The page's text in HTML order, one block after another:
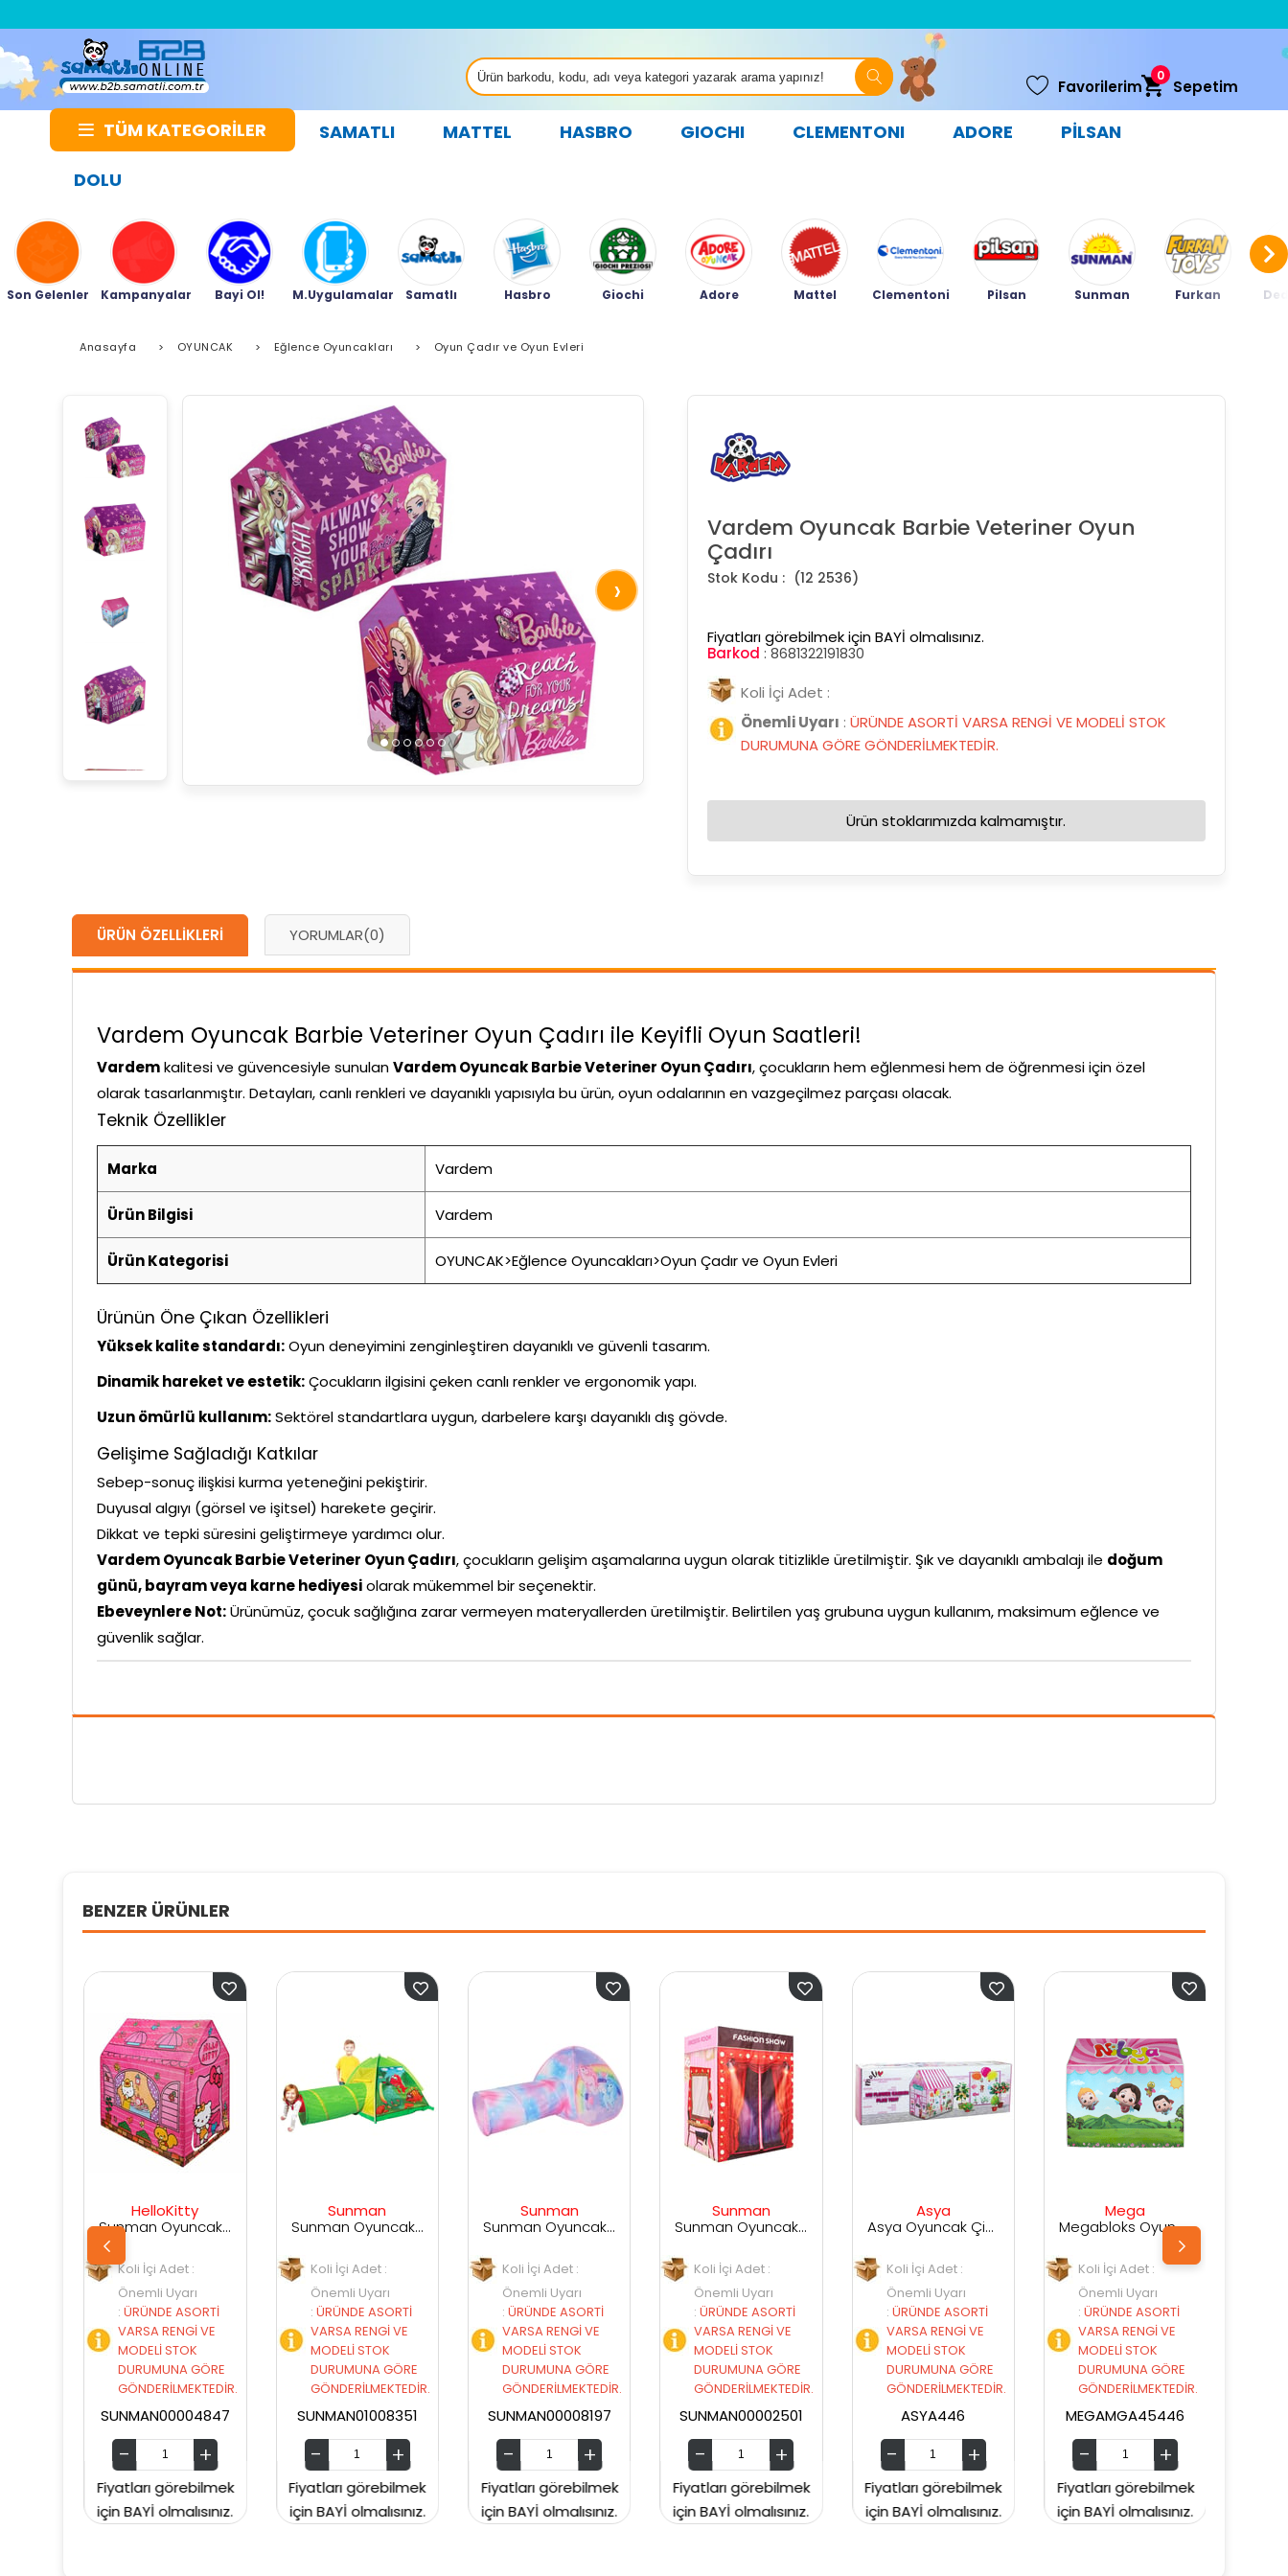
Sepetim
0
TÜM KATEGORİLER SAMATLI MATTEL HASBRO GIOCHI CLEMENTONI ADORE
PİLSAN
DOLU
Favorilerim
Son Gelenler Kampanyalar Bayi Ol! M.Uygulamalar Samatlı Hasbro Giochi Adore Mattel Clementoni Pilsan Sunman Furkan
Anasayfa > OYUNCAK > Eğlence Oyuncakları > Oyun Çadır ve Oyun Evleri
›
Vardem Oyuncak Barbie Veteriner Oyun
Çadırı
(12 2536)
Fiyatları görebilmek için BAYİ olmalısınız.
Barkod : 8681322191830
Koli İçi Adet :
Önemli Uyarı : ÜRÜNDE ASORTİ VARSA RENGİ VE MODELİ STOK
DURUMUNA GÖRE GÖNDERİLMEKTEDİR.
Ürün stoklarımızda kalmamıştır.
ÜRÜN ÖZELLIKLERI YORUMLAR(0)
Vardem Oyuncak Barbie Veteriner Oyun Çadırı ile Keyifli Oyun Saatleri!
Vardemkalitesi ve güvencesiyle sunulanVardem Oyuncak Barbie Veteriner Oyun Çadırı, çocukların hem eğlenmesi hem de öğrenmesi için özel
olarak tasarlanmıştır. Detayları, canlı renkleri ve dayanıklı yapısıyla bu ürün, oyun odalarının en vazgeçilmez parçası olacak.
Teknik Özellikler
Marka Vardem
Ürün Bilgisi Vardem
Ürün Kategorisi OYUNCAK>Eğlence Oyuncakları>Oyun Çadır ve Oyun Evleri
Ürünün Öne Çıkan Özellikleri
Yüksek kalite standardı:Oyun deneyimini zenginleştiren dayanıklı ve güvenli tasarım.
Dinamik hareket ve estetik:Çocukların ilgisini çeken canlı renkler ve ergonomik yapı.
Uzun ömürlü kullanım:Sektörel standartlara uygun, darbelere karşı dayanıklı dış gövde.
Gelişime Sağladığı Katkılar
Sebep-sonuç ilişkisi kurma yeteneğini pekiştirir.
Duyusal algıyı (görsel ve işitsel) harekete geçirir.
Dikkat ve tepki süresini geliştirmeye yardımcı olur.
Vardem Oyuncak Barbie Veteriner Oyun Çadırı, çocukların gelişim aşamalarına uygun olarak titizlikle üretilmiştir. Şık ve dayanıklı ambalajı ile doğum
günü, bayram veya karne hediyesiolarak mükemmel bir seçenektir.
Ebeveynlere Not:Ürünümüz, çocuk sağlığına zarar vermeyen materyallerden üretilmiştir. Belirtilen yaş grubuna uygun kullanım, maksimum eğlence ve
güvenlik sağlar.
BENZER ÜRÜNLER
Sunman Oyuncak Hello Kitty Oyun Çadırı 00004847
görebilmek
olmalısınız.
Sunman
Koli İçi Adet :
Önemli Uyarı
:ÜRÜNDE ASORTİ
VARSA RENGİ VE
MODELİ STOK
DURUMUNA GÖRE
GÖNDERİLMEKTEDİR.
SUNMAN01008351
Fiyatları görebilmek
için BAYİ olmalısınız.
Koli İçi Adet :
Önemli Uyarı
:ÜRÜNDE ASORTİ
VARSA RENGİ VE
MODELİ STOK
DURUMUNA GÖRE
GÖNDERİLMEKTEDİR.
SUNMAN00008197
Fiyatları görebilmek
için BAYİ olmalısınız.
Koli İçi Adet :
Önemli Uyarı
:ÜRÜNDE ASORTİ
VARSA RENGİ VE
MODELİ STOK
DURUMUNA GÖRE
GÖNDERİLMEKTEDİR.
SUNMAN00002501
Fiyatları görebilmek
için BAYİ olmalısınız.
Koli İçi Adet :
Önemli Uyarı
:ÜRÜNDE ASORTİ
VARSA RENGİ VE
MODELİ STOK
DURUMUNA GÖRE
GÖNDERİLMEKTEDİR.
ASYA446
Fiyatları görebilmek
için BAYİ olmalısınız.
Koli İçi Adet :
Önemli Uyarı
:ÜRÜNDE ASORTİ
VARSA RENGİ VE
MODELİ STOK
DURUMUNA GÖRE
GÖNDERİLMEKTEDİR.
MEGAMGA45446
Fiyatları görebilmek
için BAYİ olmalısınız.
Koli İçi Adet :
Önemli Uyarı
:ÜRÜNDE ASORTİ
VARSA RENGİ VE
MODELİ STOK
DURUMUNA GÖRE
GÖNDERİLMEKTEDİR.
SUNMAN01008310
Fiyatları görebilmek
için BAYİ olmalısınız.